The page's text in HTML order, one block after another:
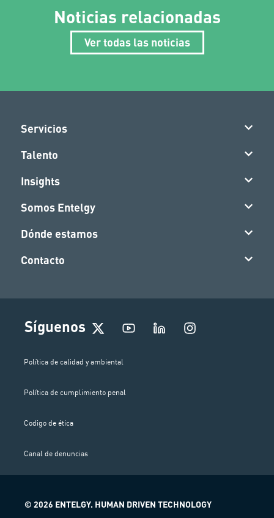
Noticias relacionadas
Ver todas las noticias
Servicios
Talento
Insights
Somos Entelgy
Dónde estamos
Contacto
Síguenos
I
n
Política de calidad y ambiental
Política de cumplimiento penal
Codigo de ética
Canal de denuncias
© 2026 ENTELGY. HUMAN DRIVEN TECHNOLOGY